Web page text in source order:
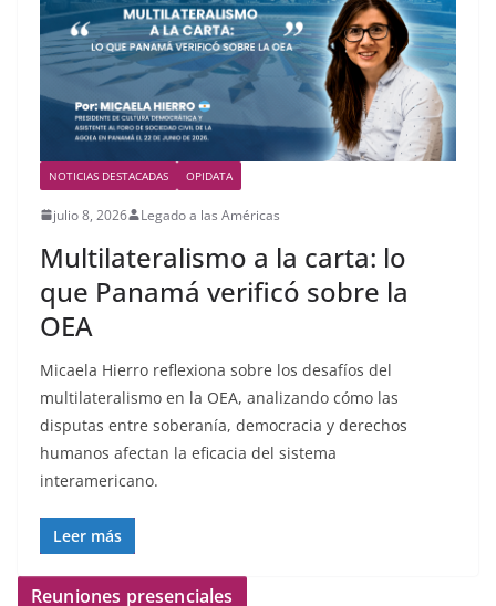
NOTICIAS DESTACADAS OPIDATA
julio 8, 2026 Legado a las Américas
Multilateralismo a la carta: lo
que Panamá verificó sobre la
OEA
Micaela Hierro reflexiona sobre los desafíos del
multilateralismo en la OEA, analizando cómo las
disputas entre soberanía, democracia y derechos
humanos afectan la eficacia del sistema
interamericano.
Leer más
Reuniones presenciales